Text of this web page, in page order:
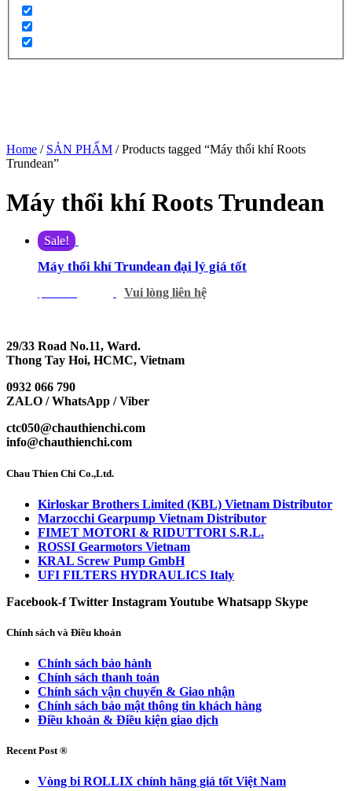
Home / SẢN PHẨM / Products tagged “Máy thổi khí Roots
Trundean”
Máy thổi khí Roots Trundean
Sale!
Máy thổi khí Trundean đại lý giá tốt
Vui lòng liên hệ
29/33 Road No.11, Ward.
Thong Tay Hoi, HCMC, Vietnam
0932 066 790
ZALO / WhatsApp / Viber
ctc050@chauthienchi.com
info@chauthienchi.com
Chau Thien Chi Co.,Ltd.
Kirloskar Brothers Limited (KBL) Vietnam Distributor
Marzocchi Gearpump Vietnam Distributor
FIMET MOTORI & RIDUTTORI S.R.L.
ROSSI Gearmotors Vietnam
KRAL Screw Pump GmbH
UFI FILTERS HYDRAULICS Italy
Facebook-f Twitter InstagramYoutube Whatsapp Skype
Chính sách và Điều khoản
Chính sách bảo hành
Chính sách thanh toán
Chính sách vận chuyển & Giao nhận
Chính sách bảo mật thông tin khách hàng
Điều khoản & Điều kiện giao dịch
Recent Post ®
Vòng bi ROLLIX chính hãng giá tốt Việt Nam